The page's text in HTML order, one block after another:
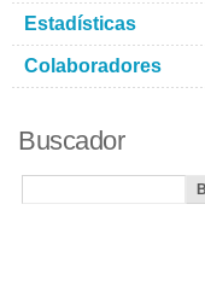
Estadísticas
Colaboradores
Buscador